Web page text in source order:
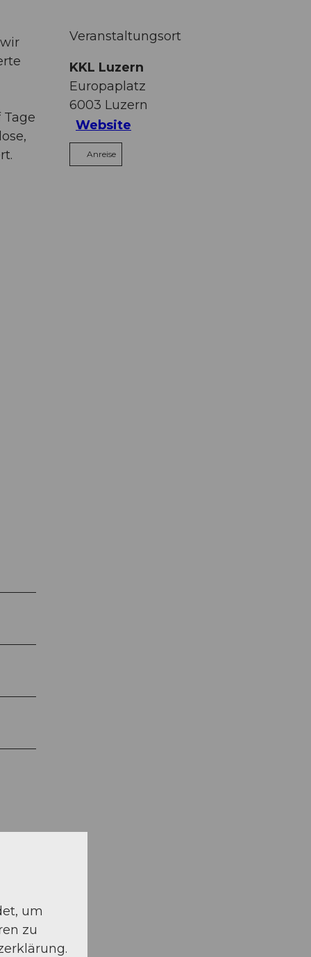
Veranstaltungsort
KKL Luzern
Europaplatz
6003 Luzern
Website
Anreise
um
zu